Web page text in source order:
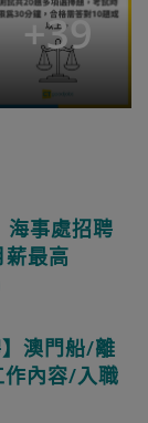
+39
海事處招聘
最高
澳門船/離
作內容/入職